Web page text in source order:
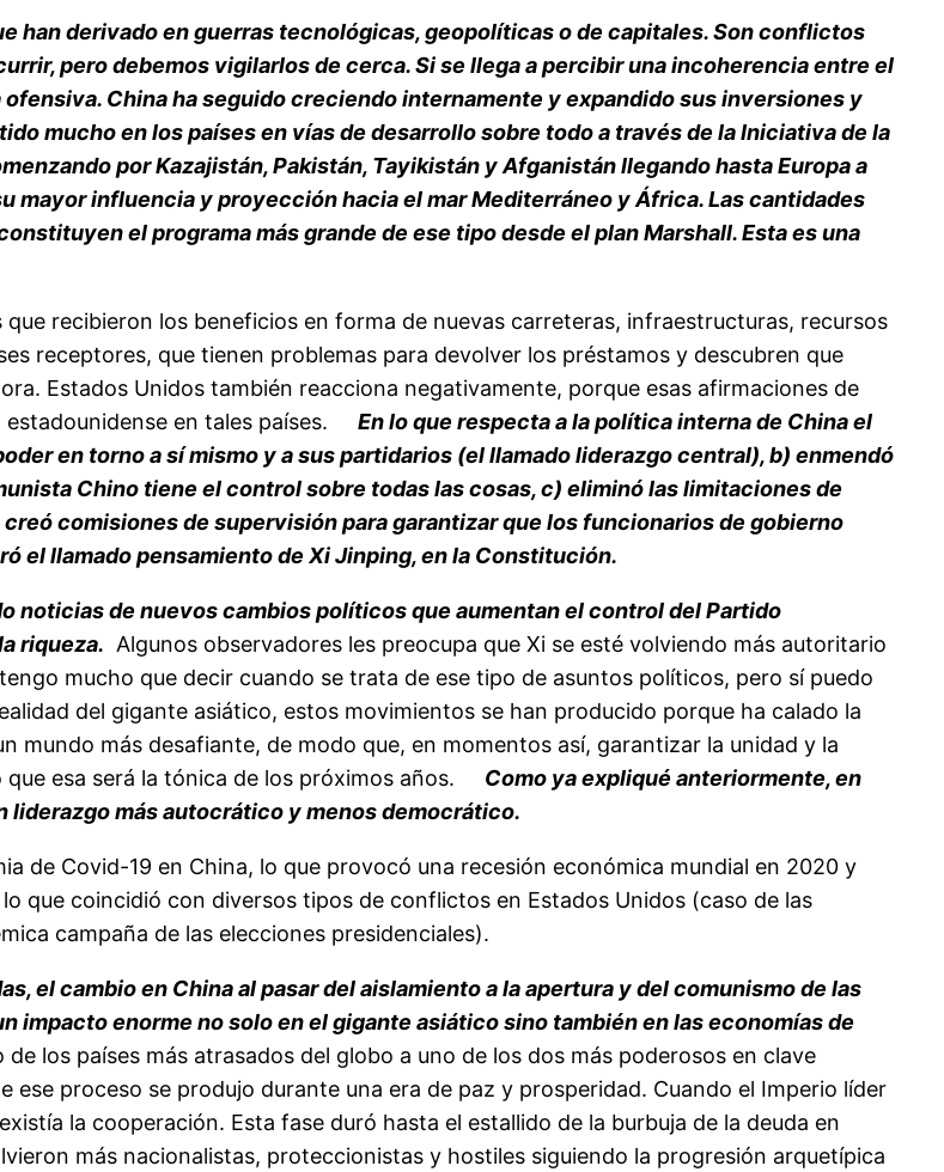
han derivado en guerras tecnológicas, geopolíticas o de capitales. Son conflictos
pero debemos vigilarlos de cerca. Si se llega a percibir una incoherencia entre el
China ha seguido creciendo internamente y expandido sus inversiones y
mucho en los países en vías de desarrollo sobre todo a través de la Iniciativa de la
por Kazajistán, Pakistán, Tayikistán y Afganistán llegando hasta Europa a
mayor influencia y proyección hacia el mar Mediterráneo y África. Las cantidades
el programa más grande de ese tipo desde el plan Marshall. Esta es una
recibieron los beneficios en forma de nuevas carreteras, infraestructuras, recursos
receptores, que tienen problemas para devolver los préstamos y descubren que
Estados Unidos también reacciona negativamente, porque esas afirmaciones de
en tales países.
En lo que respecta a la política interna de China el
en torno a sí mismo y a sus partidarios (el llamado liderazgo central), b) enmendó
Chino tiene el control sobre todas las cosas, c) eliminó las limitaciones de
comisiones de supervisión para garantizar que los funcionarios de gobierno
el llamado pensamiento de Xi Jinping, en la Constitución.
noticias de nuevos cambios políticos que aumentan el control del Partido
riqueza. Algunos observadores les preocupa que Xi se esté volviendo más autoritario
mucho que decir cuando se trata de ese tipo de asuntos políticos, pero sí puedo
del gigante asiático, estos movimientos se han producido porque ha calado la
mundo más desafiante, de modo que, en momentos así, garantizar la unidad y la
esa será la tónica de los próximos años.
Como ya expliqué anteriormente, en
más autocrático y menos democrático.
de Covid-19 en China, lo que provocó una recesión económica mundial en 2020 y
que coincidió con diversos tipos de conflictos en Estados Unidos (caso de las
campaña de las elecciones presidenciales).
el cambio en China al pasar del aislamiento a la apertura y del comunismo de las
impacto enorme no solo en el gigante asiático sino también en las economías de
de los países más atrasados del globo a uno de los dos más poderosos en clave
proceso se produjo durante una era de paz y prosperidad. Cuando el Imperio líder
la cooperación. Esta fase duró hasta el estallido de la burbuja de la deuda en
más nacionalistas, proteccionistas y hostiles siguiendo la progresión arquetípica